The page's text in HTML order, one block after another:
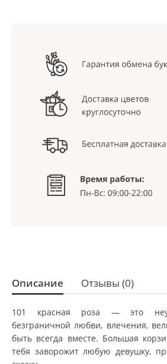
Описание Отзывы (0)
101 красная роза — это
безграничной любви, влечения,
быть всегда вместе. Большая
тебя заворожит любую девушку,